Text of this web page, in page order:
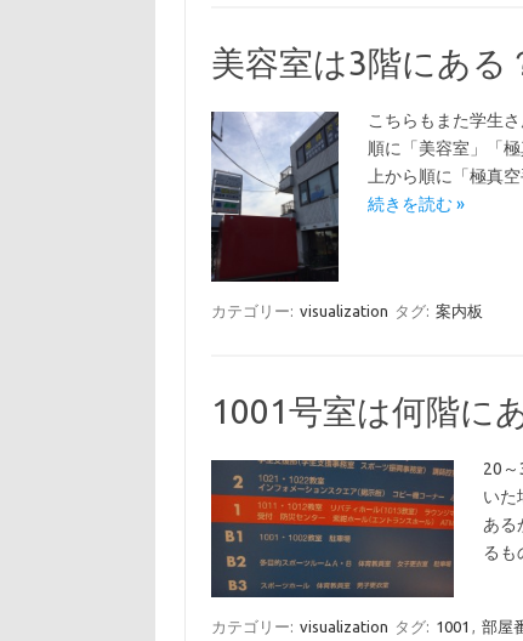
美容室は3階にある
こちらもまた学生
順に「美容室」「
上から順に「極真
続きを読む »
カテゴリー: visualization タグ: 案内板
1001号室は何階に
20
いた
ある
る
カテゴリー: visualization タグ: 1001 部屋